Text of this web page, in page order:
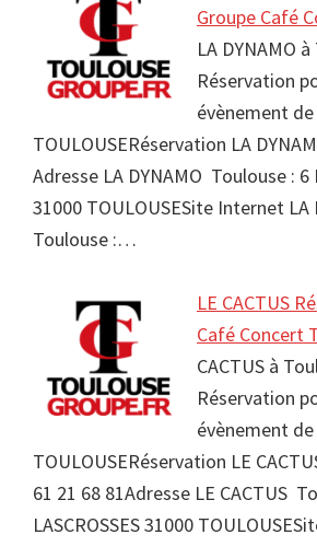
Groupe Café
LA DYNAMO
Réservation
évènement
TOULOUSERéservation LA
Adresse LA DYNAMO Toulouse : 6
31000 TOULOUSESite Internet LA
Toulouse :…
LE CACTUS
Café Concert
CACTUS à
Réservation
évènement
TOULOUSERéservation LE
61 21 68 81Adresse LE CACTUS
LASCROSSES 31000